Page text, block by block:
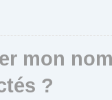
mon
?